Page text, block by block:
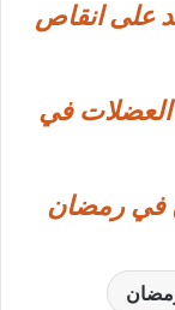
على انقاص
في